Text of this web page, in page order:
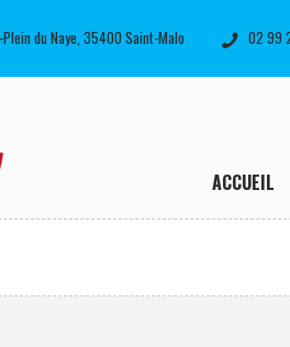
du Naye, 35400 Saint-Malo 02 99
ACCUEIL